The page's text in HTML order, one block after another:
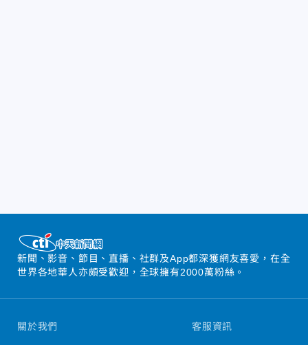
新聞、影音、節目、直播、社群及App都深獲網友喜愛，在全
世界各地華人亦頗受歡迎，全球擁有2000萬粉絲。
關於我們 客服資訊